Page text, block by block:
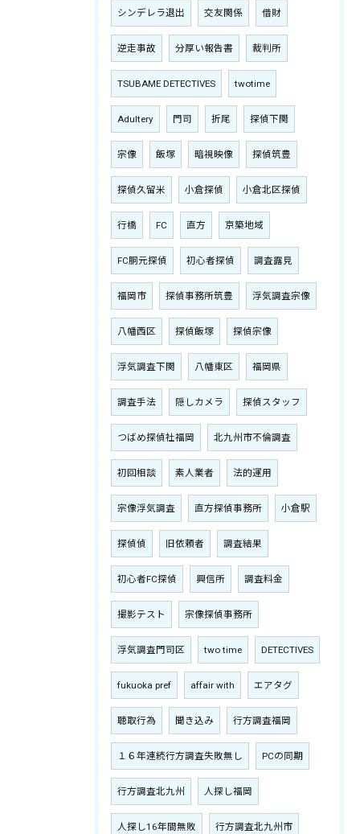
シンデレラ退出 交友関係 借財
逆走事故 分厚い報告書 裁判所
TSUBAME DETECTIVES twotime
Adultery 門司 折尾 探偵下関
宗像 飯塚 暗視映像 探偵筑豊
探偵久留米 小倉探偵 小倉北区探偵
行橋 FC 直方 京築地域
FC胴元探偵 初心者探偵 調査露見
福岡市 探偵事務所筑豊 浮気調査宗像
八幡西区 探偵飯塚 探偵宗像
浮気調査下関 八幡東区 福岡県
調査手法 隠しカメラ 探偵スタッフ
つばめ探偵社福岡 北九州市不倫調査
初回相談 素人業者 法的運用
宗像浮気調査 直方探偵事務所 小倉駅
探偵偵 旧依頼者 調査結果
初心者FC探偵 興信所 調査料金
撮影テスト 宗像探偵事務所
浮気調査門司区 two time DETECTIVES
fukuoka pref affair with エアタグ
聴取行為 聞き込み 行方調査福岡
１６年連続行方調査失敗無し PCの同期
行方調査北九州 人探し福岡
人探し16年間無敗 行方調査北九州市